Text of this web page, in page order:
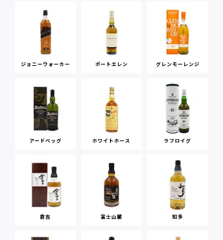
ジョニーウォーカー ポートエレン グレンモーレンジ
アードベッグ ホワイトホース ラフロイグ
倉吉 富士山麓 知多